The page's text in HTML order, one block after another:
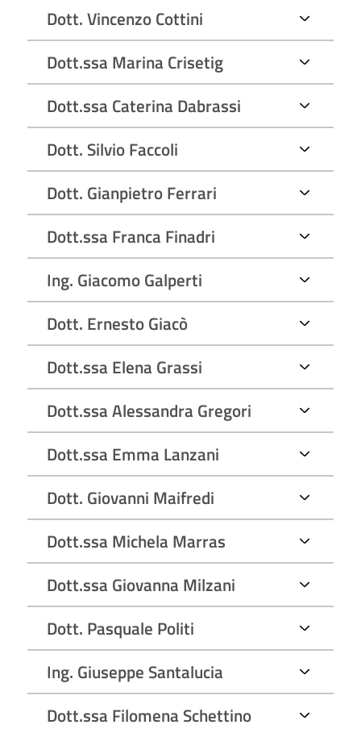
Dott. Vincenzo Cottini
Dott.ssa Marina Crisetig
Dott.ssa Caterina Dabrassi
Dott. Silvio Faccoli
Dott. Gianpietro Ferrari
Dott.ssa Franca Finadri
Ing. Giacomo Galperti
Dott. Ernesto Giacò
Dott.ssa Elena Grassi
Dott.ssa Alessandra Gregori
Dott.ssa Emma Lanzani
Dott. Giovanni Maifredi
Dott.ssa Michela Marras
Dott.ssa Giovanna Milzani
Dott. Pasquale Politi
Ing. Giuseppe Santalucia
Dott.ssa Filomena Schettino